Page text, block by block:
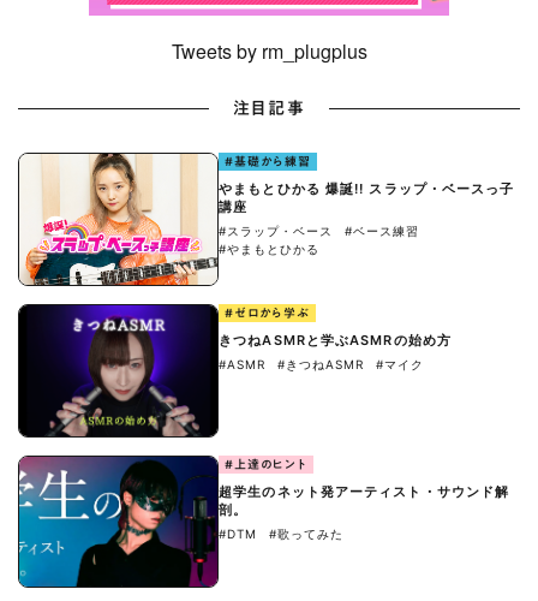
Tweets by rm_plugplus
注目記事
#基礎から練習
やまもとひかる 爆誕!! スラップ・ベースっ子
講座
#スラップ・ベース
#ベース練習
#やまもとひかる
#ゼロから学ぶ
きつねASMRと学ぶASMRの始め方
#ASMR #きつねASMR #マイク
#上達のヒント
超学生のネット発アーティスト・サウンド解
剖。
#DTM #歌ってみた